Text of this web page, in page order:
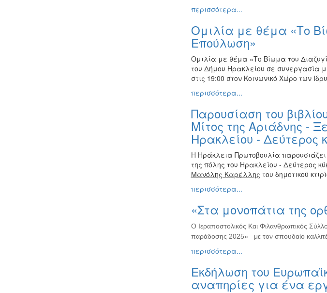
περισσότερα...
Ομιλία με θέμα «Το
Επούλωση»
Ομιλία με θέμα «Το Βίωμα του
του Δήμου Ηρακλείου σε συνεργασία
στις 19:00 στον Κοινωνικό Χώρο των
περισσότερα...
Παρουσίαση του
Μίτος της Αριάδνης -
Ηρακλείου - Δεύτερος
Η Ηράκλεια Πρωτοβουλία παρουσιάζει
της πόλης του Ηρακλείου - Δεύτερος
Μανόλης Καρέλλης του δημοτικού
περισσότερα...
«Στα μονοπάτια της
Ο Ιεραποστολικός Και Φιλανθρωπικός
παράδοσης 2025» με τον σπουδαίο
περισσότερα...
Εκδήλωση του
αναπηρίες για ένα